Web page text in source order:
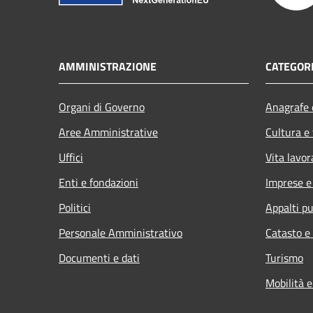
AMMINISTRAZIONE
Organi di Governo
Aree Amministrative
Uffici
Enti e fondazioni
Politici
Personale Amministrativo
Documenti e dati
Cultura
Vita
Imprese
Appalti
Catasto
Turismo
Mobilità